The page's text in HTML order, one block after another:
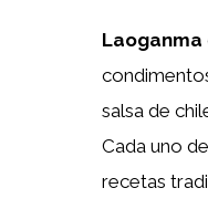
Laoganma
salsa de
Cada uno
recetas